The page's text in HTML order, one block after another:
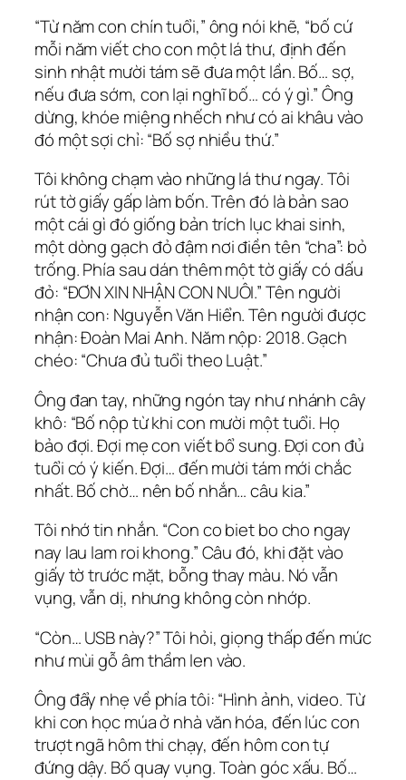
“Từ năm con chín tuổi,” ông nói khẽ, “bố cứ
mỗi năm viết cho con một lá thư, định đến
sinh nhật mười tám sẽ đưa một lần. Bố… sợ,
nếu đưa sớm, con lại nghĩ bố… có ý gì.” Ông
dừng, khóe miệng nhếch như có ai khâu vào
đó một sợi chỉ: “Bố sợ nhiều thứ.”
Tôi không chạm vào những lá thư ngay. Tôi
rút tờ giấy gấp làm bốn. Trên đó là bản sao
một cái gì đó giống bản trích lục khai sinh,
một dòng gạch đỏ đậm nơi điền tên “cha”: bỏ
trống. Phía sau dán thêm một tờ giấy có dấu
đỏ: “ĐƠN XIN NHẬN CON NUÔI.” Tên người
nhận con: Nguyễn Văn Hiển. Tên người được
nhận: Đoàn Mai Anh. Năm nộp: 2018. Gạch
chéo: “Chưa đủ tuổi theo Luật.”
Ông đan tay, những ngón tay như nhánh cây
khô: “Bố nộp từ khi con mười một tuổi. Họ
bảo đợi. Đợi mẹ con viết bổ sung. Đợi con đủ
tuổi có ý kiến. Đợi… đến mười tám mới chắc
nhất. Bố chờ… nên bố nhắn… câu kia.”
Tôi nhớ tin nhắn. “Con co biet bo cho ngay
nay lau lam roi khong.” Câu đó, khi đặt vào
giấy tờ trước mặt, bỗng thay màu. Nó vẫn
vụng, vẫn dị, nhưng không còn nhớp.
“Còn… USB này?” Tôi hỏi, giọng thấp đến mức
như mùi gỗ âm thầm len vào.
Ông đẩy nhẹ về phía tôi: “Hình ảnh, video. Từ
khi con học múa ở nhà văn hóa, đến lúc con
trượt ngã hôm thi chạy, đến hôm con tự
đứng dậy. Bố quay vụng. Toàn góc xấu. Bố…